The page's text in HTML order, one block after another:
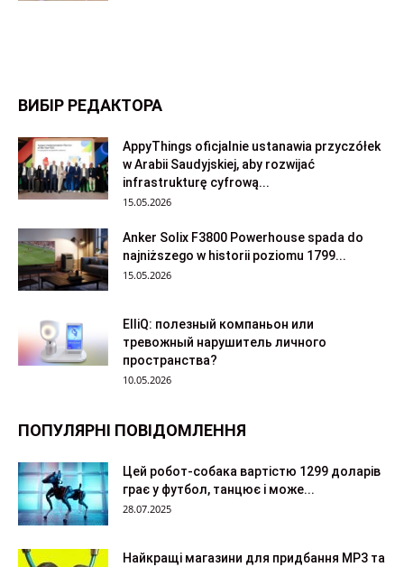
ВИБІР РЕДАКТОРА
AppyThings oficjalnie ustanawia przyczółek
w Arabii Saudyjskiej, aby rozwijać
infrastrukturę cyfrową...
15.05.2026
Anker Solix F3800 Powerhouse spada do
najniższego w historii poziomu 1799...
15.05.2026
ElliQ: полезный компаньон или
тревожный нарушитель личного
пространства?
10.05.2026
ПОПУЛЯРНІ ПОВІДОМЛЕННЯ
Цей робот-собака вартістю 1299 доларів
грає у футбол, танцює і може...
28.07.2025
Найкращі магазини для придбання MP3 та